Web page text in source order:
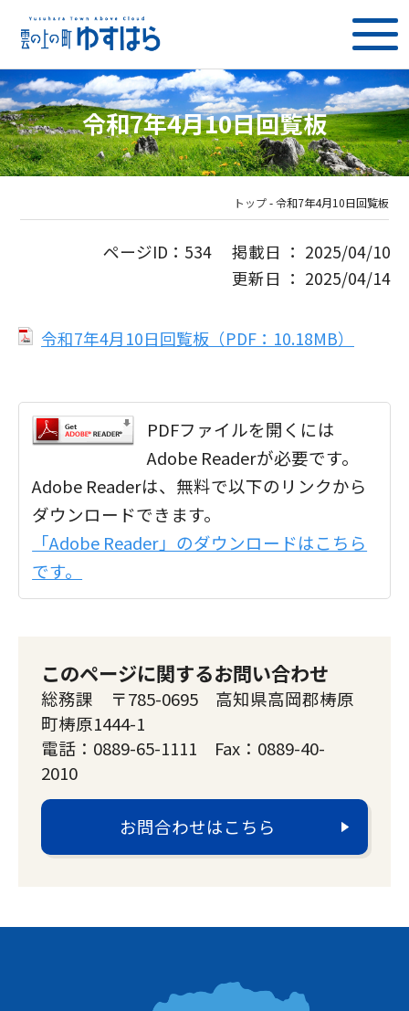
令和7年4月10日回覧板
トップ-令和7年4月10日回覧板
ページID：534 掲載日 ： 2025/04/10
更新日 ： 2025/04/14
令和7年4月10日回覧板（PDF：10.18MB）
PDFファイルを開くには
Adobe Readerが必要です。
Adobe Readerは、無料で以下のリンクから
ダウンロードできます。
「Adobe Reader」のダウンロードはこちら
です。
このページに関するお問い合わせ
総務課 〒785-0695 高知県高岡郡梼原
町梼原1444-1
電話：0889-65-1111 Fax：0889-40-
2010
お問合わせはこちら